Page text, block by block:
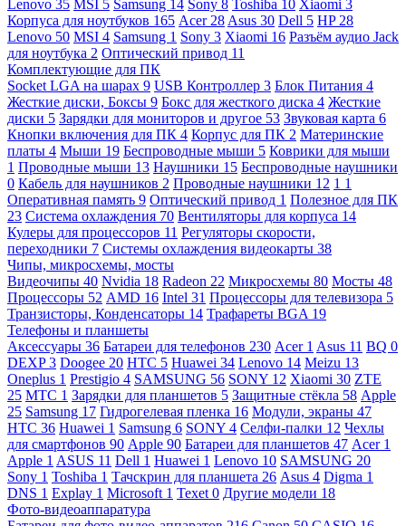
Lenovo 35 MSI 5 Samsung 14 Sony 8 Toshiba 10 Xiaomi 3
Корпуса для ноутбуков 165 Acer 28 Asus 30 Dell 5 HP 28
Lenovo 50 MSI 4 Samsung 1 Sony 3 Xiaomi 16 Разъём аудио Jack
для ноутбука 2 Оптический привод 11
Комплектующие для ПК
Socket LGA на шарах 9 USB Контроллер 3 Блок Питания 4
Жесткие диски, Боксы 9 Бокс для жесткого диска 4 Жесткие
диски 5 Зарядки для мониторов и другое 53 Звуковая карта 6
Кнопки включения для ПК 4 Корпус для ПК 2 Материнские
платы 4 Мыши 19 Беспроводные мыши 5 Коврики для мыши
1 Проводные мыши 13 Наушники 15 Беспроводные наушники
0 Кабель для наушников 2 Проводные наушники 12 1 1
Оперативная память 9 Оптический привод 1 Полезное для ПК
23 Система охлаждения 70 Вентиляторы для корпуса 14
Кулеры для процессоров 11 Регуляторы скорости,
переходники 7 Системы охлаждения видеокарты 38
Чипы, микросхемы, мосты
Видеочипы 40 Nvidia 18 Radeon 22 Микросхемы 80 Мосты 48
Процессоры 52 AMD 16 Intel 31 Процессоры для телевизора 5
Транзисторы, Конденсаторы 14 Трафареты BGA 19
Телефоны и планшеты
Аксессуары 36 Батареи для телефонов 230 Acer 1 Asus 11 BQ 0
DEXP3 Doogee 20 HTC 5 Huawei 34 Lenovo 14 Meizu 13
Oneplus 1 Prestigio 4 SAMSUNG 56 SONY 12 Xiaomi 30 ZTE
25 МТС 1 Зарядки для планшетов 5 Защитные стёкла 58 Apple
25 Samsung 17 Гидрогелевая пленка 16 Модули, экраны 47
HTC 36 Huawei 1 Samsung 6 SONY 4 Селфи-палки 12 Чехлы
для смартфонов 90 Apple 90 Батареи для планшетов 47 Acer 1
Apple 1 ASUS 11 Dell 1 Huawei 1 Lenovo 10 SAMSUNG 20
Sony 1 Toshiba 1 Тачскрин для планшета 26 Asus 4 Digma 1
DNS 1 Explay 1 Microsoft 1 Texet 0 Другие модели 18
Фото-видеоаппаратура